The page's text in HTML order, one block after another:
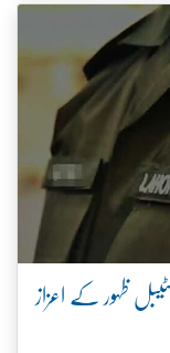
ظہور کے اعزاز